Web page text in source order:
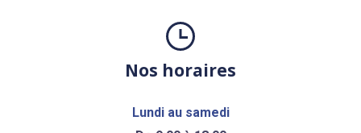
Nos horaires
Lundi au samedi